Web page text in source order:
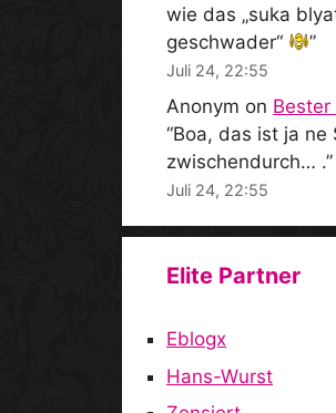
wie das „suka
geschwader“
”
Juli 24, 22:55
Anonym on
“Boa, das ist ja ne
zwischendurch… .”
Juli 24, 22:55
Elite Partner
Eblogx
Hans-Wurst